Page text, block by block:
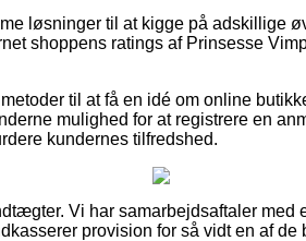
løsninger til at kigge på adskillige
shoppens ratings af Prinsesse
til at få en idé om online
mulighed for at registrere en
kundernes tilfredshed.
Vi har samarbejdsaftaler med
provision for så vidt en af